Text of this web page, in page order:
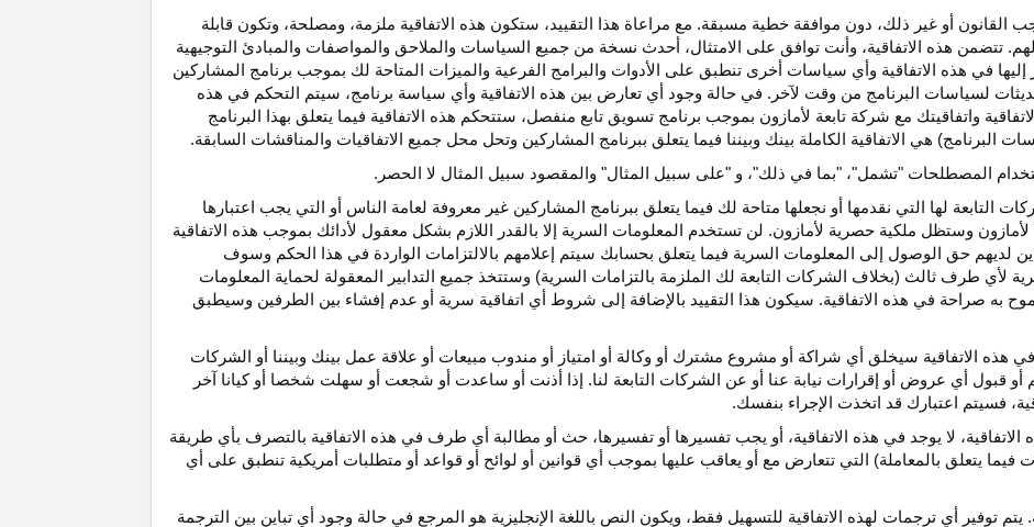
القانون أو غير ذلك، دون موافقة خطية مسبقة. مع مراعاة هذا التقييد، ستكون هذه الاتفاقية ملزمة، ومصلحة، وتكون قابلة
تتضمن هذه الاتفاقية، وأنت توافق على الامتثال، أحدث نسخة من جميع السياسات والملاحق والمواصفات والمبادئ التوجيهية
إليها في هذه الاتفاقية وأي سياسات أخرى تنطبق على الأدوات والبرامج الفرعية والميزات المتاحة لك بموجب برنامج المشاركين
لسياسات البرنامج من وقت لآخر. في حالة وجود أي تعارض بين هذه الاتفاقية وأي سياسة برنامج، سيتم التحكم في هذه
واتفاقيتك مع شركة تابعة لأمازون بموجب برنامج تسويق تابع منفصل، ستتحكم هذه الاتفاقية فيما يتعلق بهذا البرنامج
البرنامج) هي الاتفاقية الكاملة بينك وبيننا فيما يتعلق ببرنامج المشاركين وتحل محل جميع الاتفاقيات والمناقشات السابقة.
المصطلحات "تشمل"، "بما في ذلك"، و "على سبيل المثال" والمقصود سبيل المثال لا الحصر.
التابعة لها التي نقدمها أو نجعلها متاحة لك فيما يتعلق ببرنامج المشاركين غير معروفة لعامة الناس أو التي يجب اعتبارها
وستظل ملكية حصرية لأمازون. لن تستخدم المعلومات السرية إلا بالقدر اللازم بشكل معقول لأدائك بموجب هذه الاتفاقية
لديهم حق الوصول إلى المعلومات السرية فيما يتعلق بحسابك سيتم إعلامهم بالالتزامات الواردة في هذا الحكم وسوف
لأي طرف ثالث (بخلاف الشركات التابعة لك الملزمة بالتزامات السرية) وستتخذ جميع التدابير المعقولة لحماية المعلومات
به صراحة في هذه الاتفاقية. سيكون هذا التقييد بالإضافة إلى شروط أي اتفاقية سرية أو عدم إفشاء بين الطرفين وسيطبق
هذه الاتفاقية سيخلق أي شراكة أو مشروع مشترك أو وكالة أو امتياز أو مندوب مبيعات أو علاقة عمل بينك وبيننا أو الشركات
أو قبول أي عروض أو إقرارات نيابة عنا أو عن الشركات التابعة لنا. إذا أذنت أو ساعدت أو شجعت أو سهلت شخصا أو كيانا آخر
فسيتم اعتبارك قد اتخذت الإجراء بنفسك.
الاتفاقية، لا يوجد في هذه الاتفاقية، أو يجب تفسيرها أو تفسيرها، حث أو مطالبة أي طرف في هذه الاتفاقية بالتصرف بأي طريقة
فيما يتعلق بالمعاملة) التي تتعارض مع أو يعاقب عليها بموجب أي قوانين أو لوائح أو قواعد أو متطلبات أمريكية تنطبق على أي
. يتم توفير أي ترجمات لهذه الاتفاقية للتسهيل فقط، ويكون النص باللغة الإنجليزية هو المرجع في حالة وجود أي تباين بين
الترجمة